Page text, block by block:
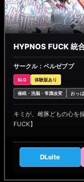
HYPNOS FUCK 統
サークル：ベルゼブブ
SLG 体験版あり
催眠・洗脳・常識改変 おっ
キミが、雌豚どもの心
FUCK】
DLsite